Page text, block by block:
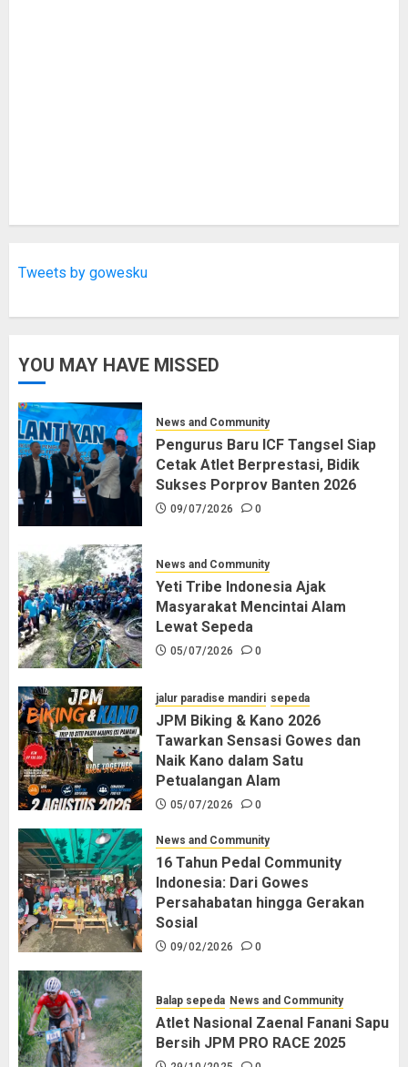
Tweets by gowesku
YOU MAY HAVE MISSED
News and Community
Pengurus Baru ICF Tangsel Siap
Cetak Atlet Berprestasi, Bidik
Sukses Porprov Banten 2026
09/07/2026 0
News and Community
Yeti Tribe Indonesia Ajak
Masyarakat Mencintai Alam
Lewat Sepeda
05/07/2026 0
jalur paradise mandiri sepeda
JPM Biking & Kano 2026
Tawarkan Sensasi Gowes dan
Naik Kano dalam Satu
Petualangan Alam
05/07/2026 0
News and Community
16 Tahun Pedal Community
Indonesia: Dari Gowes
Persahabatan hingga Gerakan
Sosial
09/02/2026 0
Balap sepeda News and Community
Atlet Nasional Zaenal Fanani Sapu
Bersih JPM PRO RACE 2025